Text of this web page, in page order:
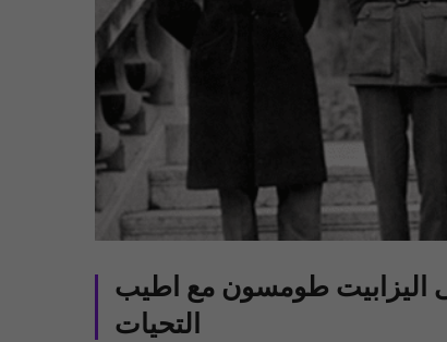
اليزابيت طومسون مع اطيب
التحيات